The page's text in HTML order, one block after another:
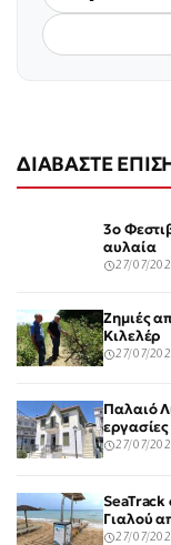
ΔΙΑΒΑΣΤΕ
3ο
αυλαία
27/07/
Ζημιές
Κιλελέρ
27/07/
Παλαιό
27/07/
Γιαλού
27/07/